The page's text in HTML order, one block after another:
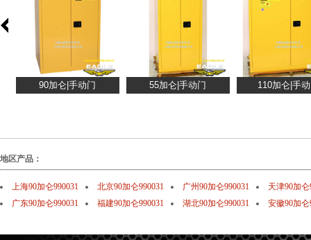
地区产品：
上海90加仑990031 北京90加仑990031 广州90加仑990031
天津90加仑
广东90加仑990031
福建90加仑990031 湖北90加仑990031 安徽90加仑